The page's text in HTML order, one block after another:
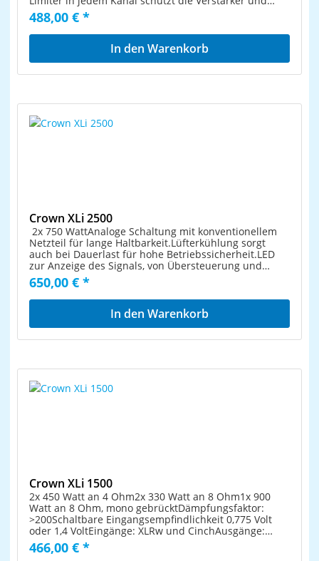
garantieren zuverlässige Betriebssicherheit bei
Überlastung, Überhitzung oder Kurzschluss. Einfacher
Transport durch sehr geringes Gewicht.
Lautsprecher vor Pegelspitzen. Schutzschaltungen
garantieren zuverlässige Betriebssicherheit bei
Überlastung, Überhitzung oder Kurzschluss. Einfacher
Transport durch sehr geringes Gewicht.
488,00 € *
In den Warenkorb
Crown XLi 2500
2x 750 WattAnaloge Schaltung mit konventionellem
Netzteil für lange Haltbarkeit.Lüfterkühlung sorgt
auch bei Dauerlast für hohe Betriebssicherheit.LED
zur Anzeige des Signals, von Übersteuerung und
Fehlern.Einfache Bedienung2x 750 Watt an 4 Ohm2x
500 Watt an 8 Ohm1x 1.500 Watt an 8 Ohm, mono
gebrücktDämpfungsfaktor: >200Schaltbare
Eingangsempfindlichkeit 0,775 Volt oder 1,4
VoltEingänge: XLRw und CinchAusgänge: Speakon,
650,00 € *
In den Warenkorb
Crown XLi 1500
2x 450 Watt an 4 Ohm2x 330 Watt an 8 Ohm1x 900
Watt an 8 Ohm, mono gebrücktDämpfungsfaktor:
>200Schaltbare Eingangsempfindlichkeit 0,775 Volt
oder 1,4 VoltEingänge: XLRw und CinchAusgänge:
Speakon, SchraubklemmenHöhe: 2 HEEinbautiefe:
31,5 cmGewicht 12,7 kg
466,00 € *